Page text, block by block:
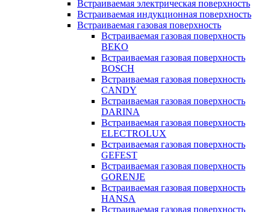
Встраиваемая электрическая поверхность
Встраиваемая индукционная поверхность
Встраиваемая газовая поверхность
Встраиваемая газовая поверхность
BEKO
Встраиваемая газовая поверхность
BOSCH
Встраиваемая газовая поверхность
CANDY
Встраиваемая газовая поверхность
DARINA
Встраиваемая газовая поверхность
ELECTROLUX
Встраиваемая газовая поверхность
GEFEST
Встраиваемая газовая поверхность
GORENJE
Встраиваемая газовая поверхность
HANSA
Встраиваемая газовая поверхность